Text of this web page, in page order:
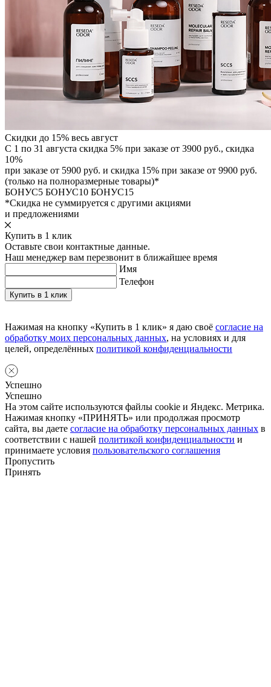
Скидки до 15% весь август
С 1 по 31 августа скидка 5% при заказе от 3900 руб., скидка
10%
при заказе от 5900 руб. и скидка 15% при заказе от 9900 руб.
(только на полноразмерные товары)*
БОНУС5 БОНУС10 БОНУС15
*Скидка не суммируется с другими акциями
и предложениями
Купить в 1 клик
Оставьте свои контактные данные.
Наш менеджер вам перезвонит в ближайшее время
Имя
Телефон
Нажимая на кнопку «Купить в 1 клик» я даю своё согласие на
обработку моих персональных данных, на условиях и для
целей, определённых политикой конфиденциальности
Успешно
Успешно
На этом сайте используются файлы cookie и Яндекс. Метрика.
Нажимая кнопку «ПРИНЯТЬ» или продолжая просмотр
сайта, вы даете согласие на обработку персональных данных в
соответствии с нашей политикой конфиденциальности и
принимаете условия пользовательского соглашения
Пропустить
Принять